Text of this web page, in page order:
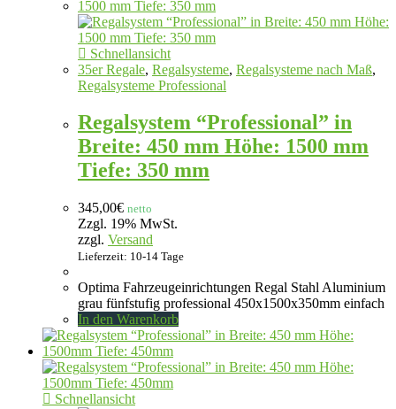
Schnellansicht
35er Regale, Regalsysteme, Regalsysteme nach Maß,
Regalsysteme Professional
Regalsystem “Professional” in
Breite: 450 mm Höhe: 1500 mm
Tiefe: 350 mm
345,00€ netto
Zzgl. 19% MwSt.
zzgl. Versand
Lieferzeit: 10-14 Tage
Optima Fahrzeugeinrichtungen Regal Stahl Aluminium
grau fünfstufig professional 450x1500x350mm einfach
In den Warenkorb
Schnellansicht